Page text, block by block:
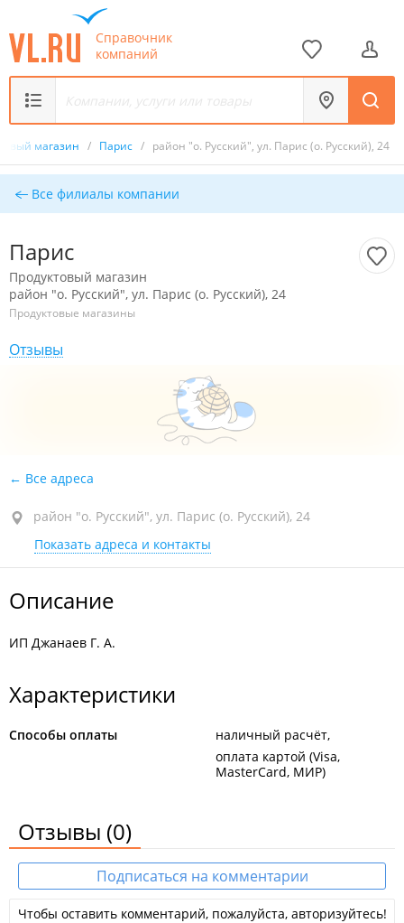
Справочник
компаний
магазин / Парис / район "о. Русский", ул. Парис (о. Русский), 24
Все филиалы компании
Парис
Продуктовый магазин
район "о. Русский", ул. Парис (о. Русский), 24
Продуктовые магазины
Отзывы
Все адреса
район "о. Русский", ул. Парис (о. Русский), 24
Показать адреса и контакты
Описание
ИП Джанаев Г. А.
Характеристики
Способы оплаты
наличный расчёт
оплата картой (Visa,
MasterCard, МИР)
Отзывы (0)
Подписаться на комментарии
Чтобы оставить комментарий, пожалуйста, авторизуйтесь!